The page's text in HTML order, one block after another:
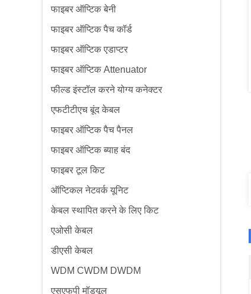
फाइबर ऑप्टिक बेनी
फाइबर ऑप्टिक पैच कॉर्ड
फाइबर ऑप्टिक एडाप्टर
फाइबर ऑप्टिक Attenuator
फील्ड इंस्टॉल करने योग्य कनेक्टर
एफटीटीएच बूंद केबल
फाइबर ऑप्टिक पैच पैनल
फाइबर ऑप्टिक ब्याह बंद
फाइबर टूल किट
ऑप्टिकल नेटवर्क यूनिट
केबल स्थापित करने के लिए किट
एओसी केबल
डीएसी केबल
WDM CWDM DWDM
एसएफपी मॉड्यूल